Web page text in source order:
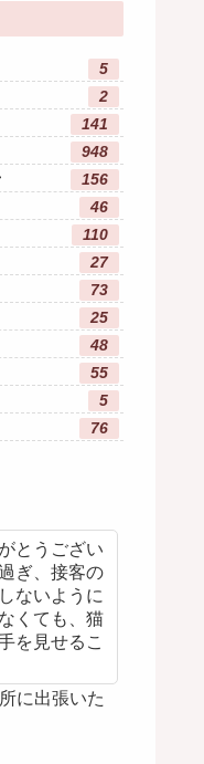
5
2
141
948
156
46
110
27
73
25
48
55
5
76
とうござい
ぎ、接客の
ないように
くても、猫
を見せるこ
に出張いた